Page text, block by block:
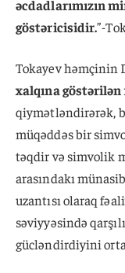
əcdadlarımızın
göstəricisidir.”-
Tokayev həmçinin
xalqına
qiymətləndirərək,
müqəddəs bir
təqdir və simvolik
arasındakı
uzantısı olaraq
səviyyəsində
gücləndirdiyini